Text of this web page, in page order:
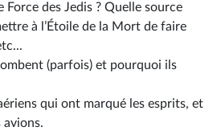
Force des Jedis ? Quelle source
à l’Étoile de la Mort de faire
(parfois) et pourquoi ils
qui ont marqué les esprits, et
avions.